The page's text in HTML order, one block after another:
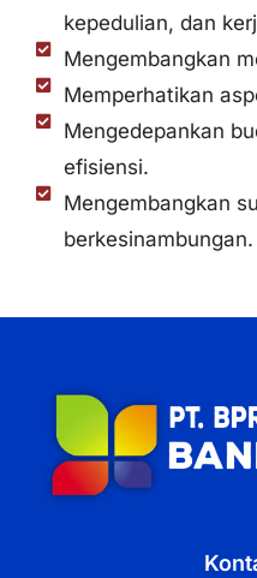
kepedulian, dan
Mengembangkan
Memperhatikan
Mengedepankan
efisiensi.
Mengembangkan
berkesinambungan.